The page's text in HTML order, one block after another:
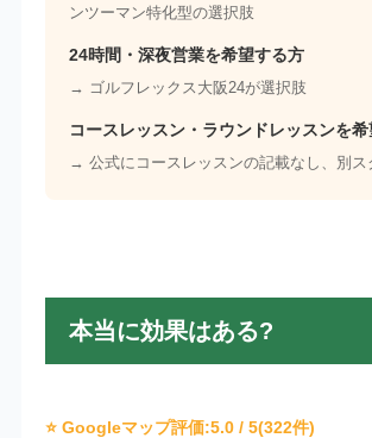
ンツーマン特化型の選択肢
24時間・深夜営業を希望する方
→ ゴルフレックス大阪24が選択肢
コースレッスン・ラウンドレッスンを
→ 公式にコースレッスンの記載なし、別ス
本当に効果はある?
⭐ Googleマップ評価:5.0/ 5(322件)